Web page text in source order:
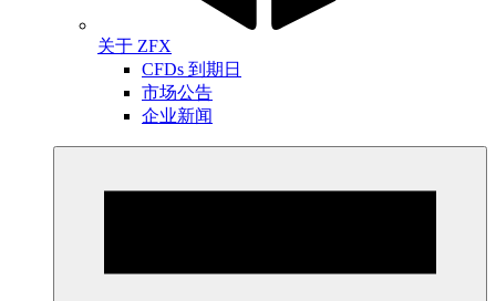
关于 ZFX
CFDs 到期日
市场公告
企业新闻